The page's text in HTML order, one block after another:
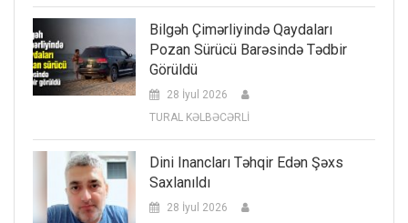
Bilgəh Çimərliyində Qaydaları
Pozan Sürücü Barəsində Tədbir
Görüldü
28 İyul 2026
TURAL KƏLBƏCƏRLİ
Dini Inancları Təhqir Edən Şəxs
Saxlanıldı
28 İyul 2026